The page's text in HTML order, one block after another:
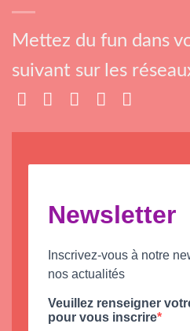
Mettez du fun dans
suivant sur les